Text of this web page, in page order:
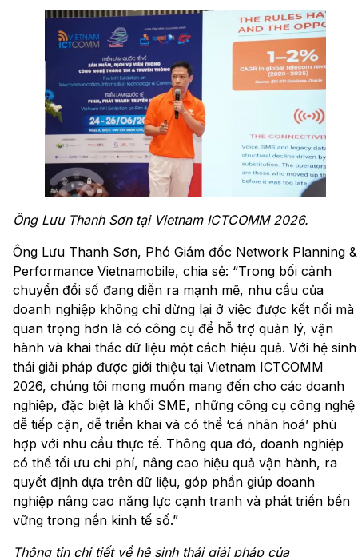
Ông Lưu Thanh Sơn tại Vietnam ICTCOMM 2026.
Ông Lưu Thanh Sơn, Phó Giám đốc Network Planning &
Performance Vietnamobile, chia sẻ: “Trong bối cảnh
chuyển đổi số đang diễn ra mạnh mẽ, nhu cầu của
doanh nghiệp không chỉ dừng lại ở việc được kết nối mà
quan trọng hơn là có công cụ để hỗ trợ quản lý, vận
hành và khai thác dữ liệu một cách hiệu quả. Với hệ sinh
thái giải pháp được giới thiệu tại Vietnam ICTCOMM
2026, chúng tôi mong muốn mang đến cho các doanh
nghiệp, đặc biệt là khối SME, những công cụ công nghệ
dễ tiếp cận, dễ triển khai và có thể ‘cá nhân hoá’ phù
hợp với nhu cầu thực tế. Thông qua đó, doanh nghiệp
có thể tối ưu chi phí, nâng cao hiệu quả vận hành, ra
quyết định dựa trên dữ liệu, góp phần giúp doanh
nghiệp nâng cao năng lực cạnh tranh và phát triển bền
vững trong nền kinh tế số.”
Thông tin chi tiết về hệ sinh thái giải pháp của